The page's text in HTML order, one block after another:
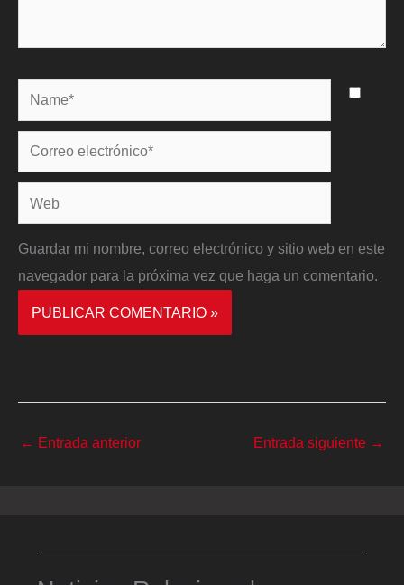
Name*
Correo
electrónico*
Web
Guardar mi nombre, correo electrónico y sitio web en este
navegador para la próxima vez que haga un comentario.
← Entrada anterior Entrada siguiente →